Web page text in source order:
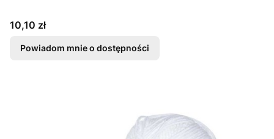
Cena
10,10 zł
Powiadom mnie o dostępności